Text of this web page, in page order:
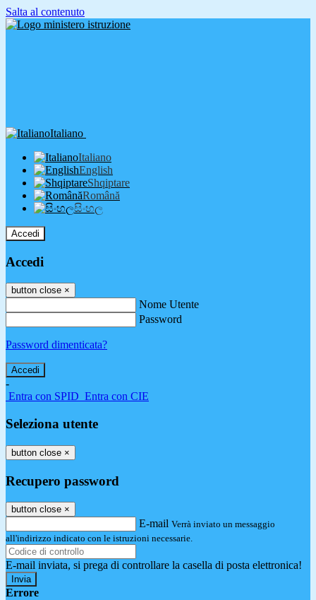
Salta al contenuto
Italiano
Italiano
English
Shqiptare
Română
සිංහල
Accedi
Accedi
button close ×
Nome Utente
Password
Password dimenticata?
-
Entra con SPID Entra con CIE
Seleziona utente
button close ×
Recupero password
button close ×
E-mail Verrà inviato un messaggio
all'indirizzo indicato con le istruzioni necessarie.
E-mail inviata, si prega di controllare la casella di posta elettronica!
Errore